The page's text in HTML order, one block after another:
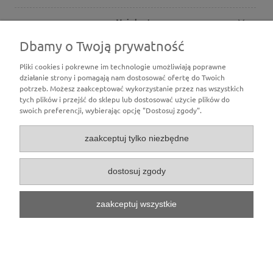
Moje konto
Płatności i dostawa
O nas
Dbamy o Twoją prywatność
Pliki cookies i pokrewne im technologie umożliwiają poprawne
działanie strony i pomagają nam dostosować ofertę do Twoich
potrzeb. Możesz zaakceptować wykorzystanie przez nas wszystkich
tych plików i przejść do sklepu lub dostosować użycie plików do
swoich preferencji, wybierając opcję "Dostosuj zgody".
zaakceptuj tylko niezbędne
dostosuj zgody
zaakceptuj wszystkie